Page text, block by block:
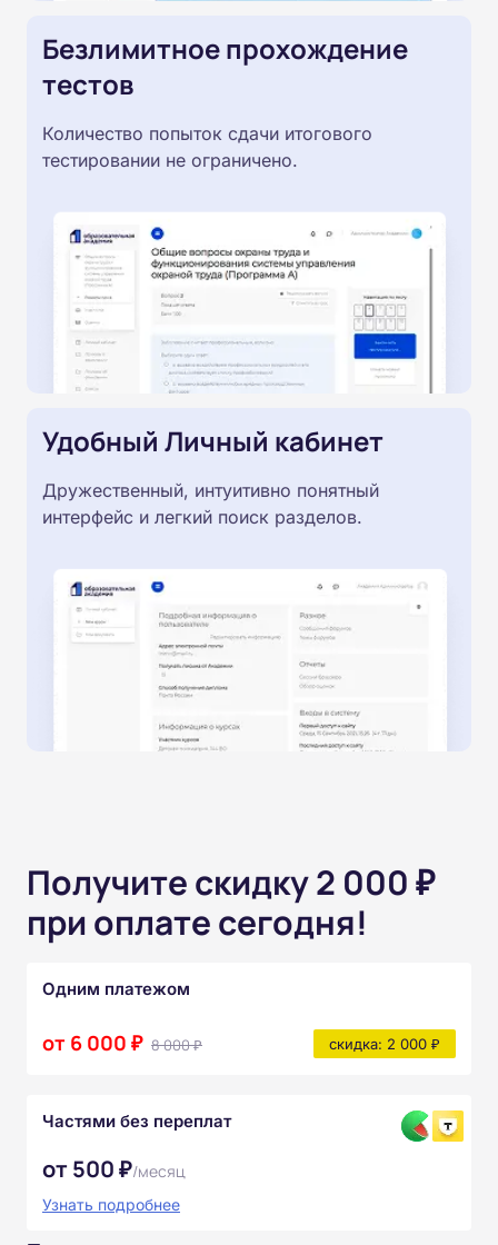
Безлимитное прохождение
тестов
Количество попыток сдачи итогового
тестировании не ограничено.
Удобный Личный кабинет
Дружественный, интуитивно понятный
интерфейс и легкий поиск разделов.
Получите скидку 2 000 ₽
при оплате сегодня!
Одним платежом
от 6 000 ₽ 8 000 ₽ скидка: 2 000 ₽
Частями без переплат
от 500 ₽/месяц
Узнать подробнее